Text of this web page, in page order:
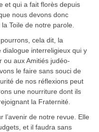
et qui a fait florès depuis
nous devons donc
Toile de notre parole.
cela dit, la
interreligieux qui y
ou aux Amitiés judéo-
le faire sans souci de
de nos réflexions peut
une nourriture dont ils
la Fraternité.
l’avenir de notre revue. Elle
et il faudra sans